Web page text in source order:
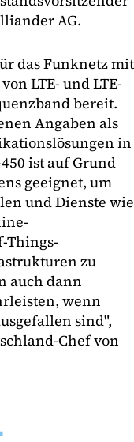
AG.
das Funknetz mit
LTE- und LTE-
bereit.
Angaben als
in
ist auf Grund
geeignet, um
und Dienste wie
Things-
zu
auch dann
wenn
sind",
Chef von